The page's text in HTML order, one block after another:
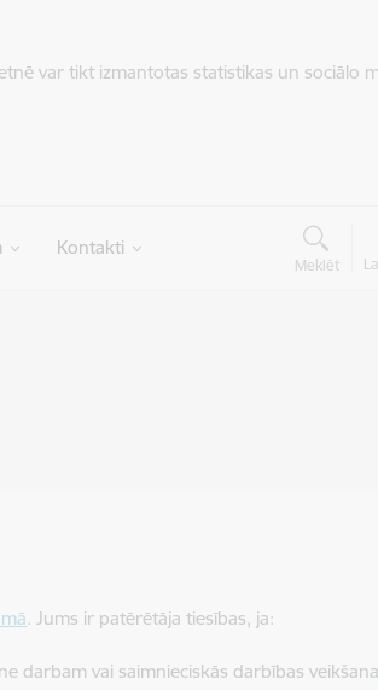
var tikt izmantotas statistikas un sociālo
Kontakti
Meklēt
. Jums ir patērētāja tiesības, ja:
darbam vai saimnieciskās darbības